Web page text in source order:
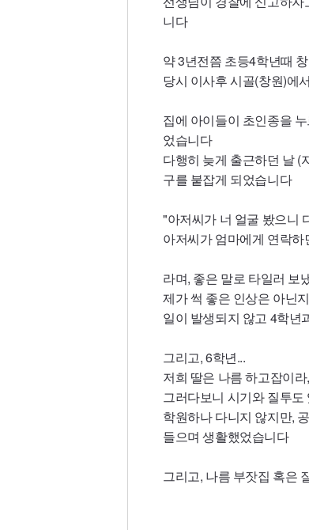
니다
약 3년전쯤 초등4학년때
당시 이사후 시골(창원)에
집에 아이들이 초인종을
었습니다
다행히 늦게 출근하던 날 (
구를 붙잡게 되었습니다
"아저씨가 너 얼굴 봤으니
아저씨가 엄마에게 연락
라며, 좋은 말로 타일러 보
제가 썩 좋은 인상은 아닌
일이 발생되지 않고 4학년
그리고, 6학년...
저희 딸은 나름 하고잡이
그러다보니 시기와 질투
학원하나 다니지 않지만,
들으며 생활했었습니다
그리고, 나름 부잣집 혹은